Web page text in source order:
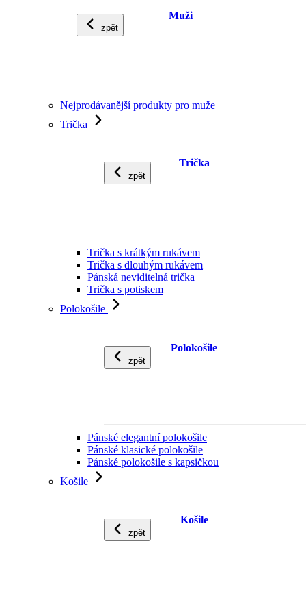
zpět
Muži
Nejprodávanější produkty pro muže
Trička
zpět
Trička
Trička s krátkým rukávem
Trička s dlouhým rukávem
Pánská neviditelná trička
Trička s potiskem
Polokošile
zpět
Polokošile
Pánské elegantní polokošile
Pánské klasické polokošile
Pánské polokošile s kapsičkou
Košile
zpět
Košile